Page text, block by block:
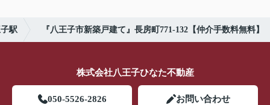
駅 『八王子市新築戸建て』長房町771-132【仲介手数料無料】
株式会社八王子ひなた不動産
050-5526-2826 お問い合わせ